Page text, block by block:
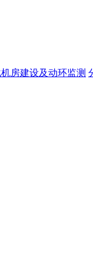
房建设及动环监测